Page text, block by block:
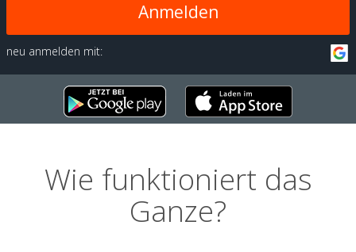
Anmelden
neu anmelden mit:
Wie funktioniert das
Ganze?